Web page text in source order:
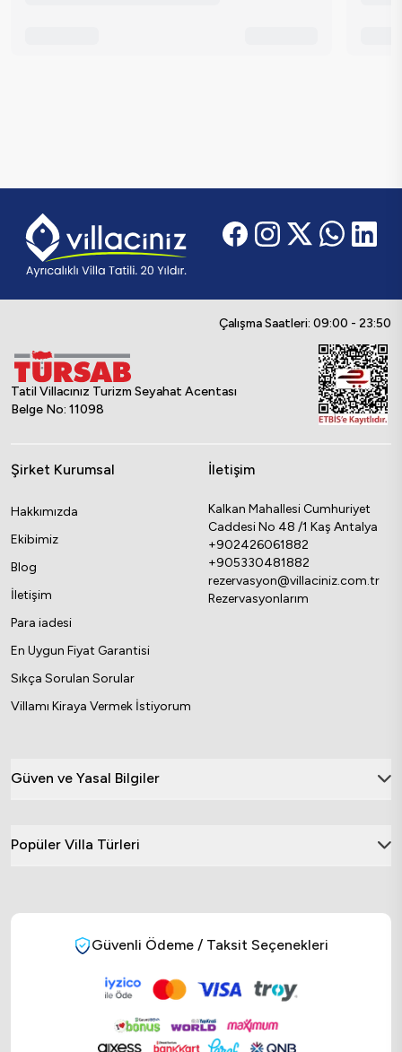
Çalışma Saatleri: 09:00 - 23:50
Tatil Villacınız Turizm Seyahat Acentası
Belge No: 11098
Şirket Kurumsal
Hakkımızda
Ekibimiz
Blog
İletişim
Para iadesi
En Uygun Fiyat Garantisi
Sıkça Sorulan Sorular
Villamı Kiraya Vermek İstiyorum
İletişim
Kalkan Mahallesi Cumhuriyet
Caddesi No 48 /1 Kaş Antalya
+902426061882
+905330481882
rezervasyon@villaciniz.com.tr
Rezervasyonlarım
Güven ve Yasal Bilgiler
Popüler Villa Türleri
Güvenli Ödeme / Taksit Seçenekleri